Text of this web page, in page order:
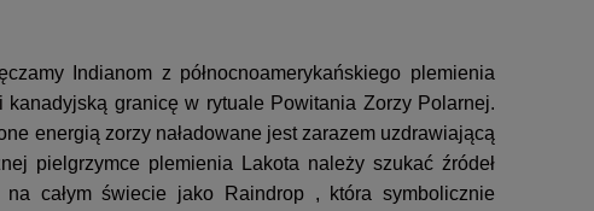
Indianom z północnoamerykańskiego plemienia
kanadyjską granicę w rytuale Powitania Zorzy Polarnej.
energią zorzy naładowane jest zarazem uzdrawiającą
pielgrzymce plemienia Lakota należy szukać źródeł
na całym świecie jako Raindrop , która symbolicznie